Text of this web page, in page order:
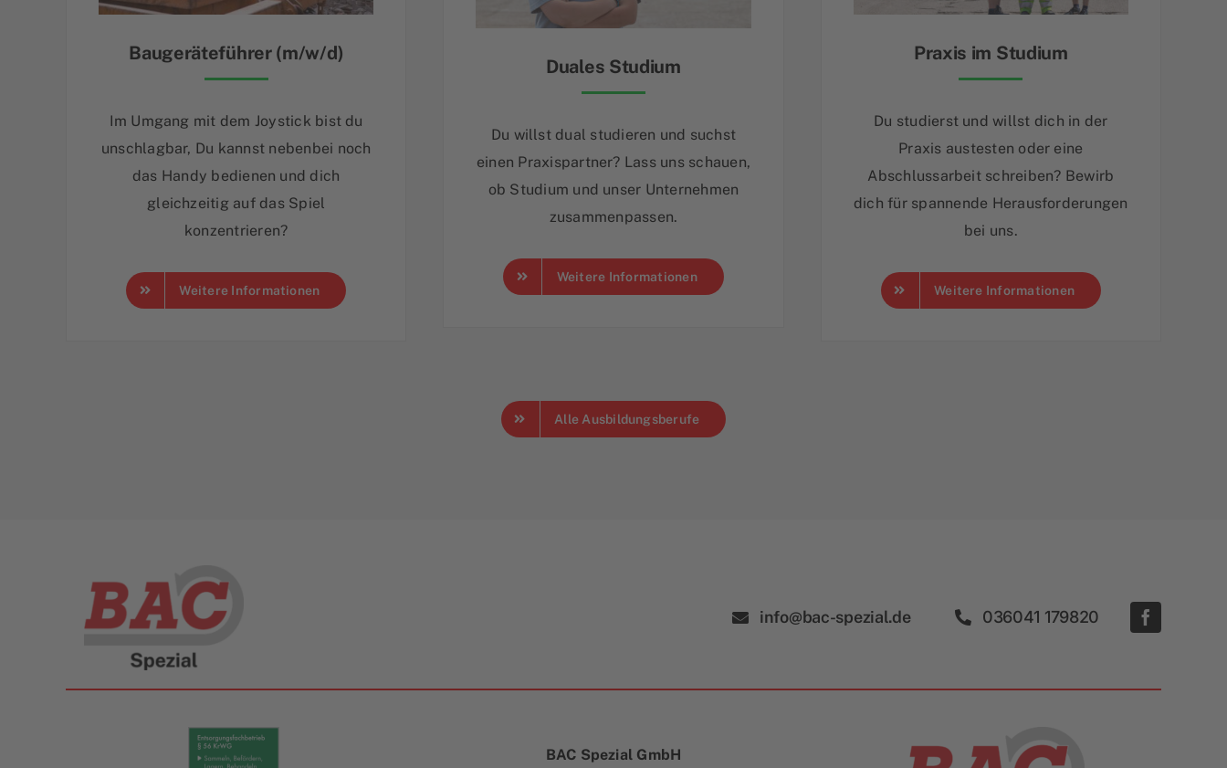
Baugeräteführer (m/w/d)
Im Umgang mit dem Joystick bist du
unschlagbar, Du kannst nebenbei noch
das Handy bedienen und dich
gleichzeitig auf das Spiel
konzentrieren?
Weitere Informationen
Duales Studium
Du willst dual studieren und suchst
einen Praxispartner? Lass uns schauen,
ob Studium und unser Unternehmen
zusammenpassen.
Weitere Informationen
Praxis im Studium
Du studierst und willst dich in der
Praxis austesten oder eine
Abschlussarbeit schreiben? Bewirb
dich für spannende Herausforderungen
bei uns.
Weitere Informationen
Alle Ausbildungsberufe
info@bac-spezial.de 036041 179820
BAC Spezial GmbH